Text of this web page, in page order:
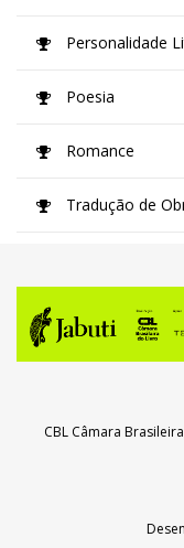
Personalidade
Poesia
Romance
Tradução de
CBL Câmara